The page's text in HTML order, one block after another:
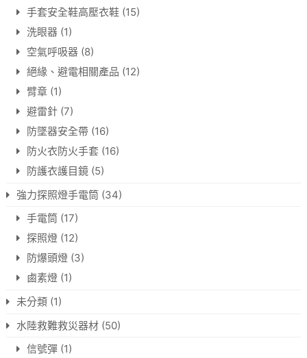
手套安全鞋高壓衣鞋 (15)
洗眼器 (1)
空氣呼吸器 (8)
絕緣、避電相關產品 (12)
臂章 (1)
避雷針 (7)
防墜器安全帶 (16)
防火衣防火手套 (16)
防護衣護目鏡 (5)
強力探照燈手電筒 (34)
手電筒 (17)
探照燈 (12)
防爆頭燈 (3)
鹵素燈 (1)
未分類 (1)
水陸救難救災器材 (50)
信號彈 (1)